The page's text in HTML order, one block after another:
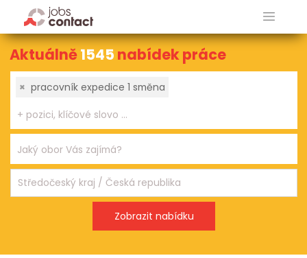
Aktuálně1545 nabídek práce
× pracovník expedice 1 směna